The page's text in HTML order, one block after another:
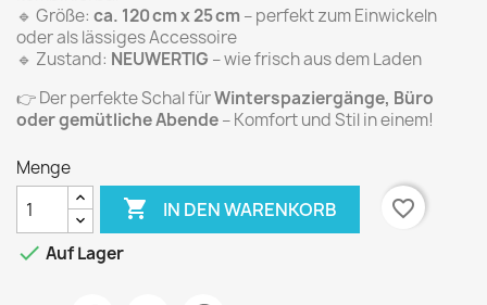
🔹 Größe: ca. 120 cm x 25 cm – perfekt zum Einwickeln
oder als lässiges Accessoire
🔹 Zustand: NEUWERTIG – wie frisch aus dem Laden
👉 Der perfekte Schal fürWinterspaziergänge, Büro
oder gemütliche Abende– Komfort und Stil in einem!
Menge
 IN DEN WARENKORB
favorite_border
 Auf Lager